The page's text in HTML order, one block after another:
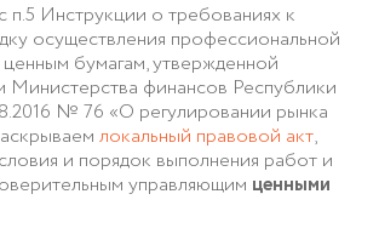
п.5 Инструкции о требованиях к
осуществления профессиональной
бумагам, утвержденной
Министерства финансов Республики
№ 76 «О регулировании рынка
локальный правовой акт,
и порядок выполнения работ и
управляющим ценными